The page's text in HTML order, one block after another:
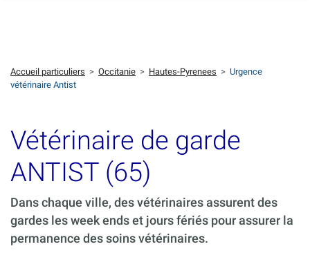
Accueil particuliers > Occitanie > Hautes-Pyrenees > Urgence
vétérinaire Antist
Vétérinaire de garde
ANTIST (65)
Dans chaque ville, des vétérinaires assurent des
gardes les week ends et jours fériés pour assurer la
permanence des soins vétérinaires.